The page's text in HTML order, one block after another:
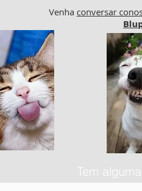
Venha conversar
Tem